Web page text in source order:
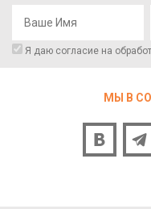
Я даю согласие на
МЫ В